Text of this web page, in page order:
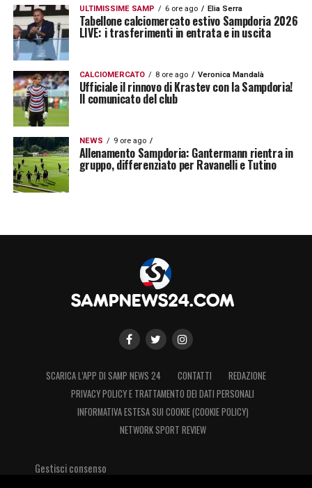
ULTIMISSIME SAMP 6 ore ago Elia Serra
Tabellone calciomercato estivo Sampdoria 2026
LIVE: i trasferimenti in entrata e in uscita
CALCIOMERCATO 8 ore ago Veronica Mandalà
Ufficiale il rinnovo di Krastev con la Sampdoria!
Il comunicato del club
NEWS 9 ore ago
Allenamento Sampdoria: Gantermann rientra in
gruppo, differenziato per Ravanelli e Tutino
SCARICA L’APP DI SAMP NEWS 24 CONTATTI
REDAZIONE
PRIVACY POLICY E TRATTAMENTO DEI DATI PERSONALI
INFORMATIVA ESTESA SUI COOKIE (COOKIE POLICY)
NETWORK SPORT REVIEW
Gestisci consenso